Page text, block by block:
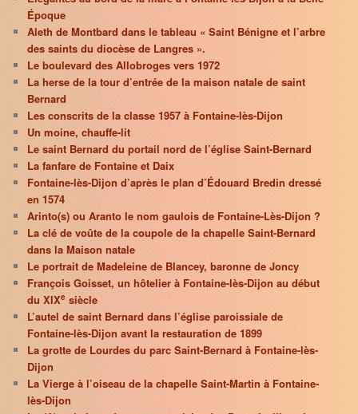
Époque
Aleth de Montbard dans le tableau « Saint Bénigne et l’arbre
des saints du diocèse de Langres ».
Le boulevard des Allobroges vers 1972
La herse de la tour d’entrée de la maison natale de saint
Bernard
Les conscrits de la classe 1957 à Fontaine-lès-Dijon
Un moine, chauffe-lit
Le saint Bernard du portail nord de l’église Saint-Bernard
La fanfare de Fontaine et Daix
Fontaine-lès-Dijon d’après le plan d’Édouard Bredin dressé
en 1574
Arinto(s) ou Aranto le nom gaulois de Fontaine-Lès-Dijon ?
La clé de voûte de la coupole de la chapelle Saint-Bernard
dans la Maison natale
Le portrait de Madeleine de Blancey, baronne de Joncy
François Goisset, un hôtelier à Fontaine-lès-Dijon au début
du XIXe siècle
L’autel de saint Bernard dans l’église paroissiale de
Fontaine-lès-Dijon avant la restauration de 1899
La grotte de Lourdes du parc Saint-Bernard à Fontaine-lès-
Dijon
La Vierge à l’oiseau de la chapelle Saint-Martin à Fontaine-
lès-Dijon